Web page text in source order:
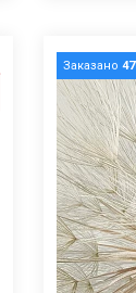
Заказано